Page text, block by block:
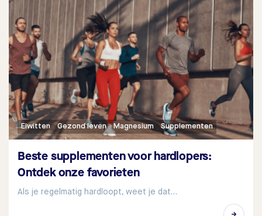
Eiwitten Gezond leven Magnesium Supplementen
Beste supplementen voor hardlopers:
Ontdek onze favorieten
Als je regelmatig hardloopt, weet je dat…